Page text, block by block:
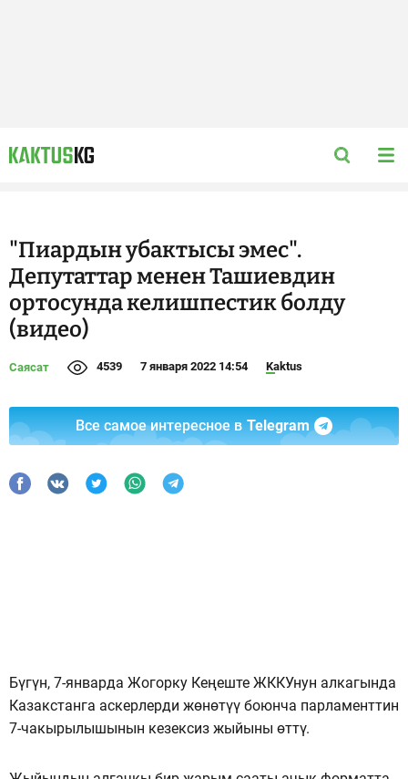
"Пиардын убактысы эмес".
Депутаттар менен Ташиевдин
ортосунда келишпестик болду
(видео)
Саясат 4539 7 января 2022 14:54 Kaktus
Все самое интересное в Telegram
Бүгүн, 7-январда Жогорку Кеңеште ЖККУнун алкагында
Казакстанга аскерлерди жөнөтүү боюнча парламенттин
7-чакырылышынын кезексиз жыйыны өттү.